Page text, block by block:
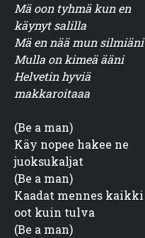
Mä oon tyhmä kun en
käynyt salilla
Mä en nää mun silmiäni
Mulla on kimeä ääni
Helvetin hyviä
makkaroitaaa
(Be a man)
Käy nopee hakee ne
juoksukaljat
(Be a man)
Kaadat mennes kaikki
oot kuin tulva
(Be a man)